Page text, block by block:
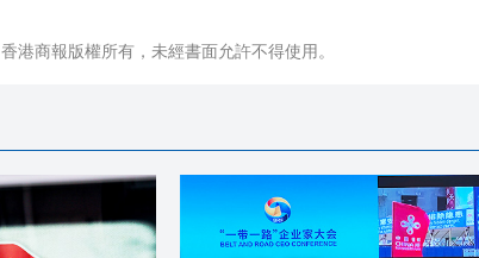
香港商報版權所有，未經書面允許不得使用。